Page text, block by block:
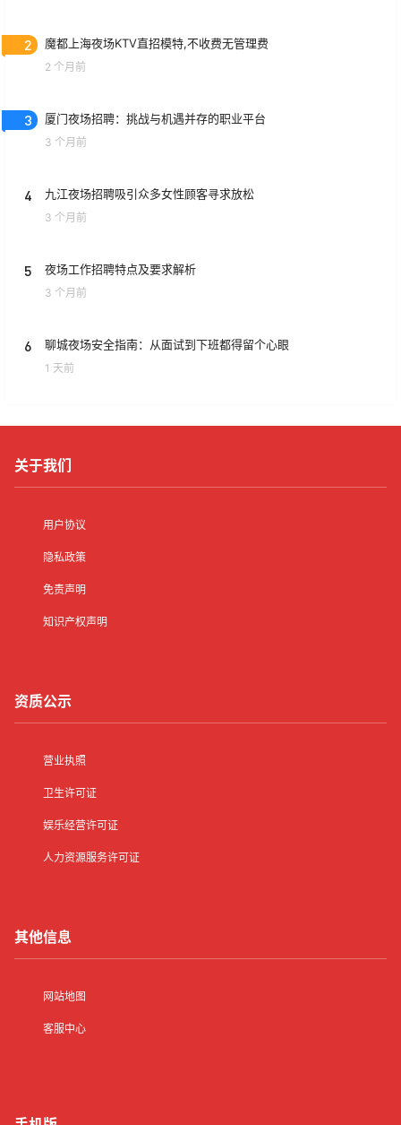
2 魔都上海夜场KTV直招模特,不收费无管理费
2 个月前
3 厦门夜场招聘：挑战与机遇并存的职业平台
3 个月前
4 九江夜场招聘吸引众多女性顾客寻求放松
3 个月前
5 夜场工作招聘特点及要求解析
3 个月前
6 聊城夜场安全指南：从面试到下班都得留个心眼
1 天前
关于我们
用户协议
隐私政策
免责声明
知识产权声明
资质公示
营业执照
卫生许可证
娱乐经营许可证
人力资源服务许可证
其他信息
网站地图
客服中心